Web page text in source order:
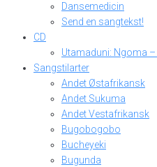
Dansemedicin
Send en sangtekst!
CD
Utamaduni: Ngoma
Sangstilarter
Andet Østafrikansk
Andet Sukuma
Andet Vestafrikansk
Bugobogobo
Bucheyeki
Bugunda